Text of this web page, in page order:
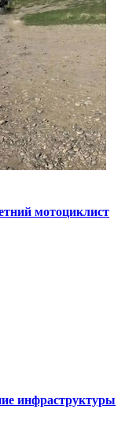
мотоциклист
инфраструктуры